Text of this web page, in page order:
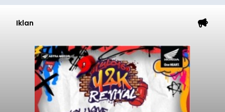
Iklan